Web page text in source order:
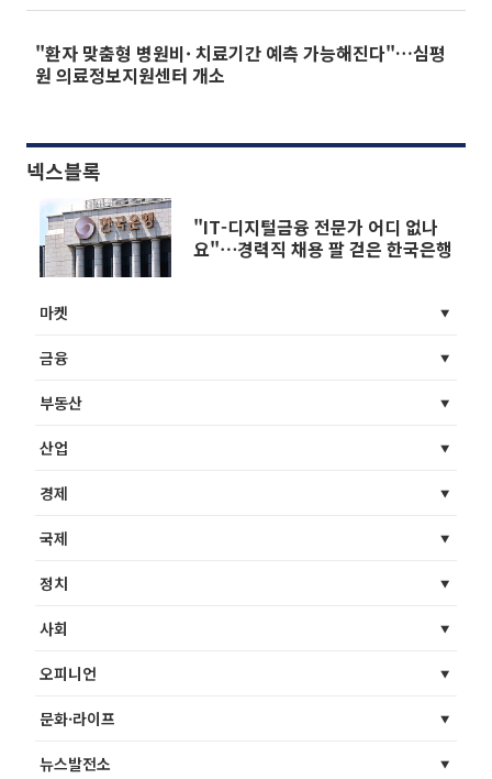
"환자 맞춤형 병원비· 치료기간 예측 가능해진다"…심평
원 의료정보지원센터 개소
넥스블록
"IT-디지털금융 전문가 어디 없나
요"⋯경력직 채용 팔 걷은 한국은행
마켓
금융
부동산
산업
경제
국제
정치
사회
오피니언
문화·라이프
뉴스발전소